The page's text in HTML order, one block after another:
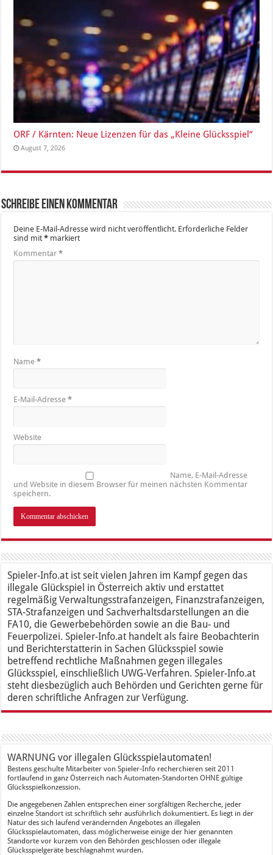
ORF / Kärnten: Neue Lizenzen für das „Kleine Glücksspiel“
August 7, 2026
Schreibe einen Kommentar
Deine E-Mail-Adresse wird nicht veröffentlicht. Erforderliche Felder
sind mit* markiert
Kommentar*
Name*
E-Mail-Adresse*
Website
Name, E-Mail-Adresse
und Website in diesem Browser für meinen nächsten Kommentar
speichern.
Spieler-Info.at ist seit vielen Jahren im Kampf gegen das
illegale Glückspiel in Österreich aktiv und erstattet
regelmäßig Verwaltungsstrafanzeigen, Finanzstrafanzeigen,
STA-Strafanzeigen und Sachverhaltsdarstellungen an die
FA10, die Gewerbebehörden sowie an die Bau- und
Feuerpolizei. Spieler-Info.at handelt als faire Beobachterin
und Berichterstatterin in Sachen Glücksspiel sowie
betreffend rechtliche Maßnahmen gegen illegales
Glücksspiel, einschließlich UWG-Verfahren. Spieler-Info.at
steht diesbezüglich auch Behörden und Gerichten gerne für
deren schriftliche Anfragen zur Verfügung.
WARNUNG vor illegalen Glücksspielautomaten!
Bestens geschulte Mitarbeiter von Spieler-Info recherchieren seit 2011
fortlaufend in ganz Österreich nach Automaten-Standorten OHNE gültige
Glücksspielkonzession.
Die angegebenen Zahlen entsprechen einer sorgfältigen Recherche, jeder
einzelne Standort ist schriftlich sehr ausführlich dokumentiert. Es liegt in der
Natur des sich laufend verändernden Angebotes an illegalen
Glücksspielautomaten, dass möglicherweise einige der hier genannten
Standorte vor kurzem von den Behörden geschlossen oder illegale
Glücksspielgeräte beschlagnahmt wurden.